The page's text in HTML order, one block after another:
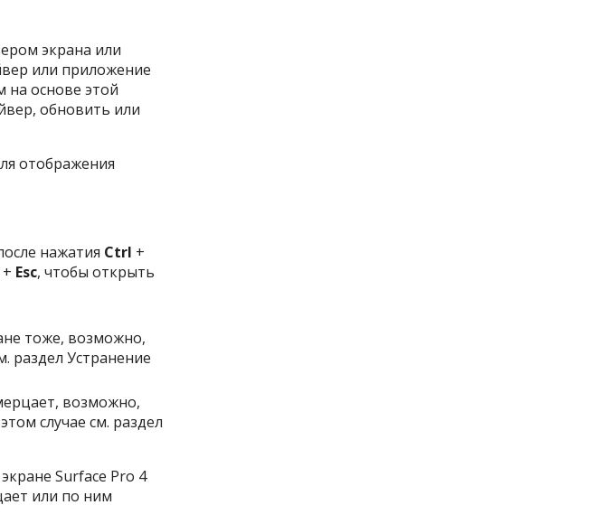
экрана или
или приложение
на основе этой
обновить или
отображения
нажатия Ctrl +
+ Esc, чтобы открыть
тоже, возможно,
раздел Устранение
возможно,
случае см. раздел
Surface Pro 4
или по ним